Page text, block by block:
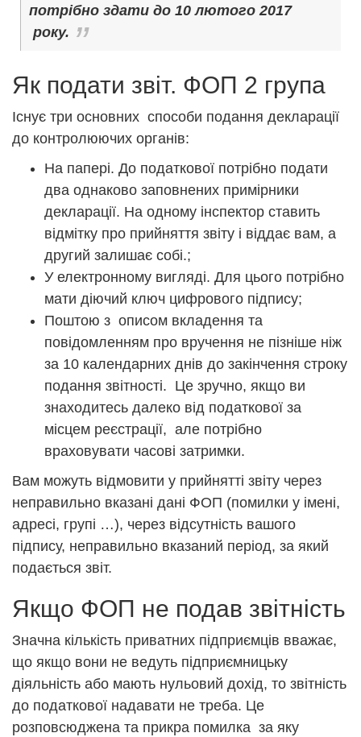
потрібно здати до 10 лютого 2017
року.
Як подати звіт. ФОП 2 група
Існує три основних способи подання декларації
до контролюючих органів:
На папері. До податкової потрібно подати
два однаково заповнених примірники
декларації. На одному інспектор ставить
відмітку про прийняття звіту і віддає вам, а
другий залишає собі.;
У електронному вигляді. Для цього потрібно
мати діючий ключ цифрового підпису;
Поштою з описом вкладення та
повідомленням про вручення не пізніше ніж
за 10 календарних днів до закінчення строку
подання звітності. Це зручно, якщо ви
знаходитесь далеко від податкової за
місцем реєстрації, але потрібно
враховувати часові затримки.
Вам можуть відмовити у прийнятті звіту через
неправильно вказані дані ФОП (помилки у імені,
адресі, групі …), через відсутність вашого
підпису, неправильно вказаний період, за який
подається звіт.
Якщо ФОП не подав звітність
Значна кількість приватних підприємців вважає,
що якщо вони не ведуть підприємницьку
діяльність або мають нульовий дохід, то звітність
до податкової надавати не треба. Це
розповсюджена та прикра помилка за яку